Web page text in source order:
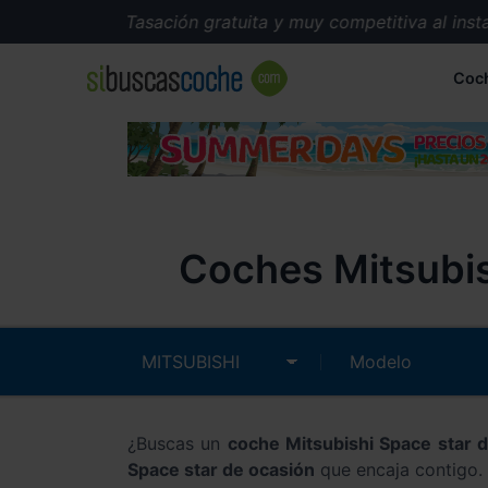
Tasación gratuita y muy competitiva al
Coches
¿Buscas un coche Mitsubishi Space star
Space star de ocasión que encaja